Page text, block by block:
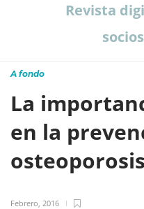
Revista
A fondo
La
en la
Febrero, 2016